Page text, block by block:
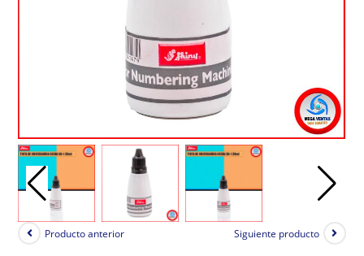
Producto anterior Siguiente producto